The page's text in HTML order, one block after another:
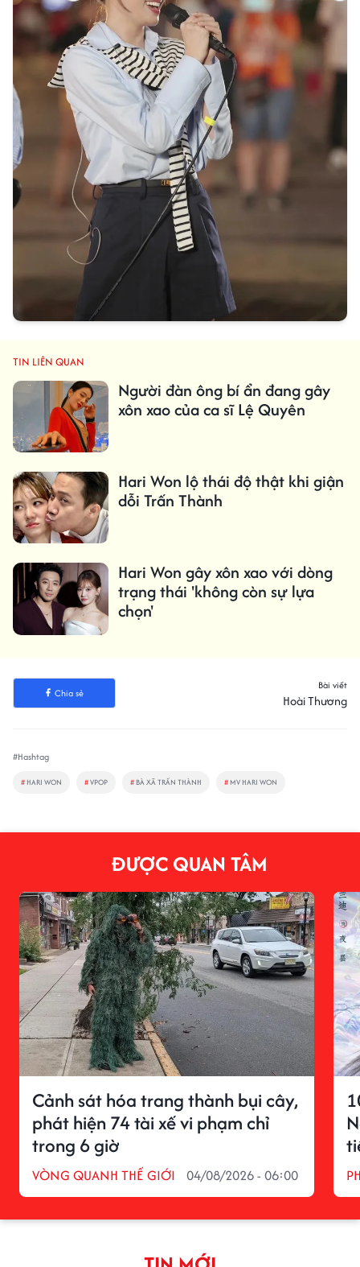
TIN LIÊN QUAN
Người đàn ông bí ẩn đang gây
xôn xao của ca sĩ Lệ Quyên
Hari Won lộ thái độ thật khi giận
dỗi Trấn Thành
Hari Won gây xôn xao với dòng
trạng thái 'không còn sự lựa
chọn'
Chia sẻ
Bài viết
Hoài Thương
#Hashtag
# HARI WON #VPOP # BÀ XÃ TRẤN THÀNH # MV HARI WON
ĐƯỢC QUAN TÂM
Cảnh sát hóa trang thành bụi cây,
phát hiện 74 tài xế vi phạm chỉ
trong 6 giờ
VÒNG QUANH THẾ GIỚI 04/08/2026 - 06:00